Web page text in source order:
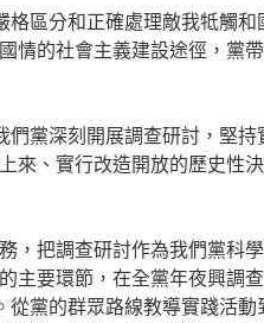
格區分和正確處理敵我牴觸和
情的社會主義建設途徑，黨
們黨深刻開展調查研討，堅持
來、實行改造開放的歷史性
，把調查研討作為我們黨科
主要環節，在全黨年夜興調
黨的群眾路線教導實踐活動